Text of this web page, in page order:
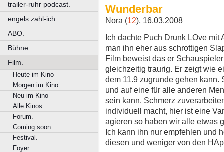
trailer-ruhr podcast.
engels zahl-ich.
ABO.
Bühne.
Film.
Heute im Kino
Morgen im Kino
Neu im Kino
Alle Kinos.
Forum.
Coming soon.
Festival.
Foyer.
Wunderbar
Nora (12), 16.03.2008
Ich dachte Puch Drunk LOve
man ihn eher aus schrottigen
Film beweist das er
gleichzeitig traurig. Er zeigt wie
dem 11.9 zugrunde gehen
und auf eine für alle anderen
sein kann. Schmerz
individuell macht, hier ist eine
agieren so haben wir alle etwas
Ich kann ihn nur empfehlen und
diesen und weniger von den